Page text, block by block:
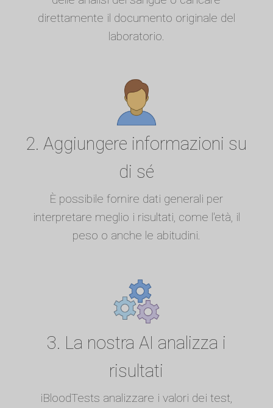
direttamente il documento originale del
laboratorio.
2. Aggiungere informazioni su
di sé
È possibile fornire dati generali per
interpretare meglio i risultati, come l'età, il
peso o anche le abitudini.
3. La nostra AI analizza i
risultati
iBloodTests analizzare i valori dei test,